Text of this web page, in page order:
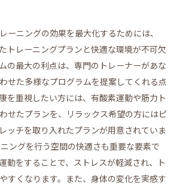
ーニングの効果を最大化するためには、
トレーニングプランと快適な環境が不可欠
の最大の利点は、専門のトレーナーがあな
せた多様なプログラムを提案してくれる点
を重視したい方には、有酸素運動や筋力ト
せたプランを、リラックス希望の方にはピ
ッチを取り入れたプランが用意されていま
ングを行う空間の快適さも重要な要素で
動をすることで、ストレスが軽減され、ト
すくなります。また、身体の変化を実感す